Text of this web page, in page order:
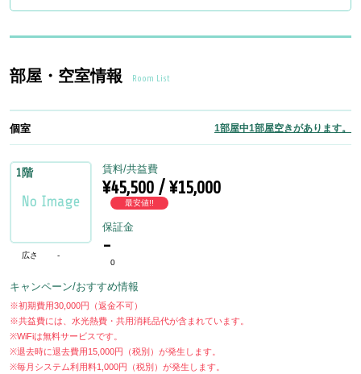
部屋・空室情報 Room List
個室 1部屋中1部屋空きがあります。
1階
広さ -
賃料/共益費
¥45,500 / ¥15,000
最安値!!
保証金
-
0
キャンペーン/おすすめ情報
※初期費用30,000円（返金不可）
※共益費には、水光熱費・共用消耗品代が含まれています。
※WiFiは無料サービスです。
※退去時に退去費用15,000円（税別）が発生します。
※毎月システム利用料1,000円（税別）が発生します。